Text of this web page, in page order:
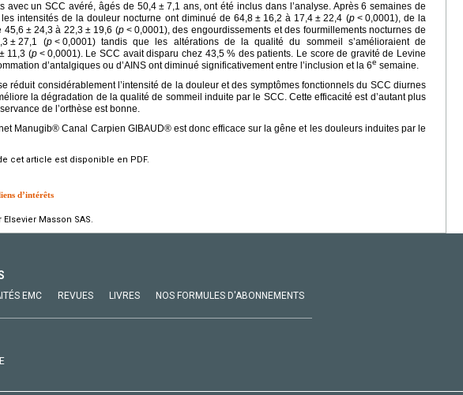
avec un SCC avéré, âgés de 50,4 ± 7,1 ans, ont été inclus dans l’analyse. Après 6 semaines de
les intensités de la douleur nocturne ont diminué de 64,8 ± 16,2 à 17,4 ± 22,4 (p < 0,0001), de la
45,6 ± 24,3 à 22,3 ± 19,6 (p < 0,0001), des engourdissements et des fourmillements nocturnes de
± 27,1 (p < 0,0001) tandis que les altérations de la qualité du sommeil s’amélioraient de
± 11,3 (p < 0,0001). Le SCC avait disparu chez 43,5 % des patients. Le score de gravité de Levine
d’antalgiques ou d’AINS ont diminué significativement entre l’inclusion et la 6e semaine.
réduit considérablement l’intensité de la douleur et des symptômes fonctionnels du SCC diurnes
la dégradation de la qualité de sommeil induite par le SCC. Cette efficacité est d’autant plus
de l’orthèse est bonne.
Manugib® Canal Carpien GIBAUD® est donc efficace sur la gêne et les douleurs induites par le
cet article est disponible en PDF.
d’intérêts
Masson SAS.
EMC REVUES LIVRES NOS FORMULES D'ABONNEMENTS